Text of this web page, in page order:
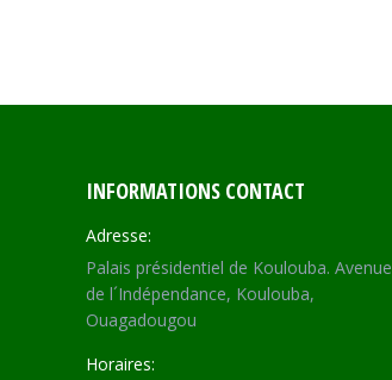
INFORMATIONS CONTACT
Adresse:
Palais présidentiel de Koulouba. Avenue
de l´Indépendance, Koulouba,
Ouagadougou
Horaires: